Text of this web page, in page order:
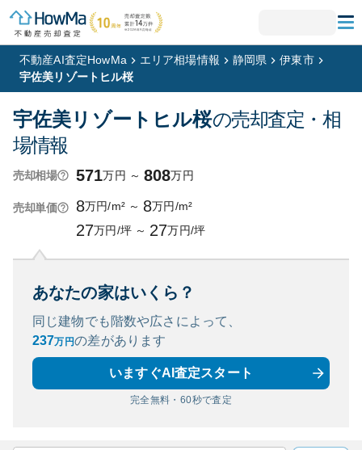
不動産AI査定HowMa エリア相場情報 静岡県
伊東市
宇佐美リゾートヒル桜
宇佐美リゾートヒル桜の売却査定・相
場情報
売却相場 571万円 ～ 808万円
売却単価 8万円/m² ～ 8万円/m²
27万円/坪 ～ 27万円/坪
あなたの家はいくら？
同じ建物でも階数や広さによって、
237万円の差があります
いますぐAI査定スタート
完全無料・60秒で査定